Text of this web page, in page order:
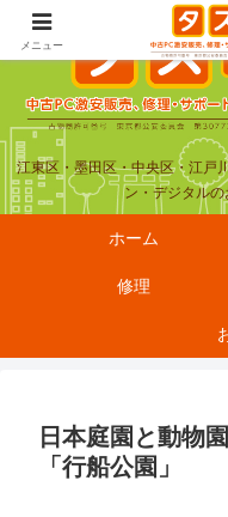
江東区・墨田区・中央区・江戸
ン・デジタルの
ホーム
修理
日本庭園と動物
「行船公園」
メニュー